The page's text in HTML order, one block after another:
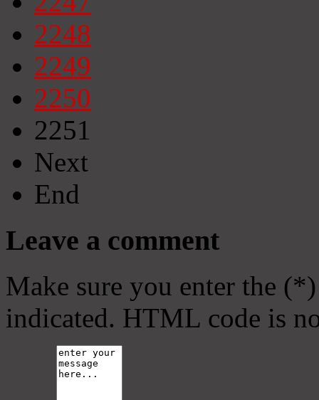
2248
2249
2250
2251
Next
End
Leave a comment
Make sure you enter the
indicated. HTML code is